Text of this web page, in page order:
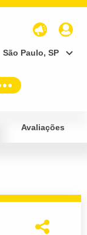
São Paulo, SP
Avaliações